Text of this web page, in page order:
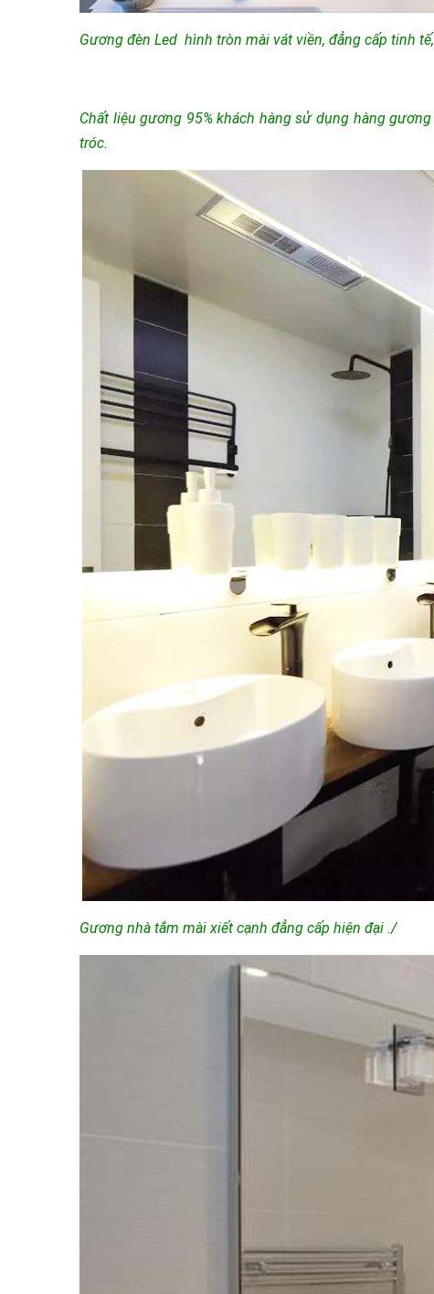
Gương đèn Led hình tròn mài vát viền, đẳng cấp tinh
Chất liệu gương 95% khách hàng sử dụng hàng
tróc.
Gương nhà tắm mài xiết cạnh đẳng cấp hiện đại ./